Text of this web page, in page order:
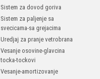
Sistem za dovod goriva
Sistem za paljenje sa
svecicama-sa grejacima
Uredjaj za pranje vetrobrana
Vesanje osovine-glavcina
tocka-tockovi
Vesanje-amortizovanje